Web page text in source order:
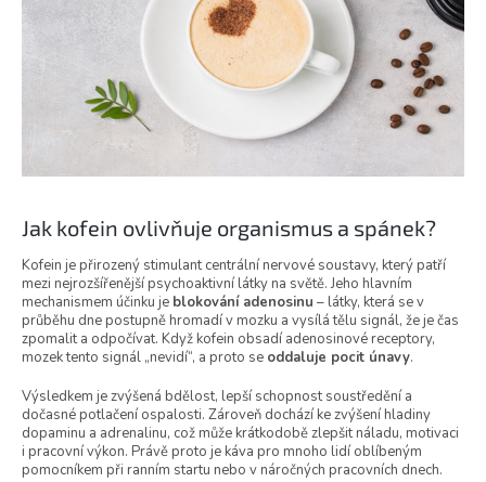
Jak kofein ovlivňuje organismus a spánek?
Kofein je přirozený stimulant centrální nervové soustavy, který patří
mezi nejrozšířenější psychoaktivní látky na světě. Jeho hlavním
mechanismem účinku je blokování adenosinu – látky, která se v
průběhu dne postupně hromadí v mozku a vysílá tělu signál, že je čas
zpomalit a odpočívat. Když kofein obsadí adenosinové receptory,
mozek tento signál „nevidí“, a proto se oddaluje pocit únavy.
Výsledkem je zvýšená bdělost, lepší schopnost soustředění a
dočasné potlačení ospalosti. Zároveň dochází ke zvýšení hladiny
dopaminu a adrenalinu, což může krátkodobě zlepšit náladu, motivaci
i pracovní výkon. Právě proto je káva pro mnoho lidí oblíbeným
pomocníkem při ranním startu nebo v náročných pracovních dnech.